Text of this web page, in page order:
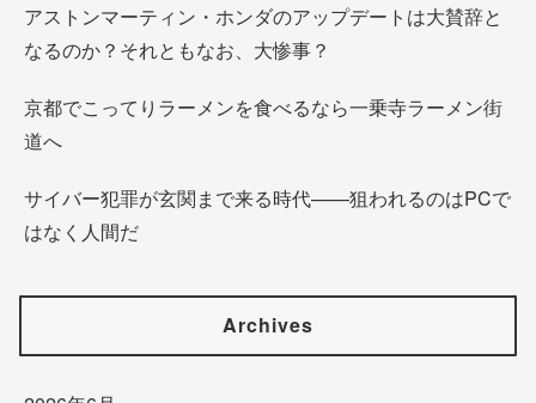
アストンマーティン・ホンダのアップデートは大賛辞と
なるのか？それともなお、大惨事？
京都でこってりラーメンを食べるなら一乗寺ラーメン街
道へ
サイバー犯罪が玄関まで来る時代——狙われるのはPCで
はなく人間だ
Archives